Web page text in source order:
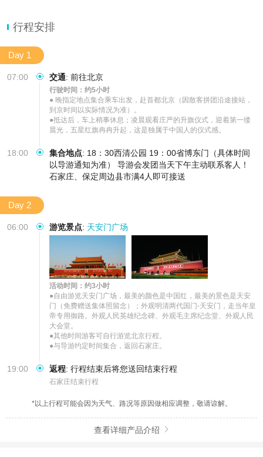
行程安排
Day 1
07:00 交通: 前往北京
行驶时间：约5小时
● 晚指定地点集合乘车出发，赴首都北京（因散客拼团沿途接站，
到京时间以实际情况为准）。
●抵达后，车上稍事休息；凌晨观看庄严的升旗仪式，迎着第一缕
晨光，五星红旗冉冉升起，这是独属于中国人的仪式感。
18:00 集合地点: 18：30西清公园 19：00省博东门（具体时间
以导游通知为准） 导游会发团当天下午主动联系客人！
石家庄、保定周边县市满4人即可接送
Day 2
06:00 游览景点: 天安门广场
活动时间：约3小时
●自由游览天安门广场，最美的颜色是中国红，最美的景色是天安
门（免费赠送集体照留念）；外观明清两代国门-天安门，走当年皇
帝专用御路。外观人民英雄纪念碑、外观毛主席纪念堂、外观人民
大会堂。
●其他时间游客可自行游览北京行程。
●与导游约定时间集合，返回石家庄。
19:00 返程: 行程结束后将您送回结束行程
石家庄结束行程
*以上行程可能会因为天气、路况等原因做相应调整，敬请谅解。
查看详细产品介绍 